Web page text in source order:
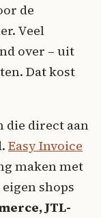
de
Veel
over – uit
Dat kost
die direct aan
Easy Invoice
maken met
eigen shops
JTL-